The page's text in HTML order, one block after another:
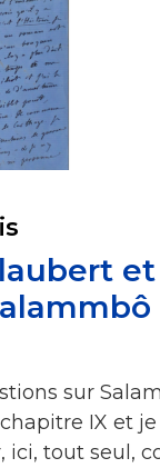
et
sur
IX et
ici, tout seul,